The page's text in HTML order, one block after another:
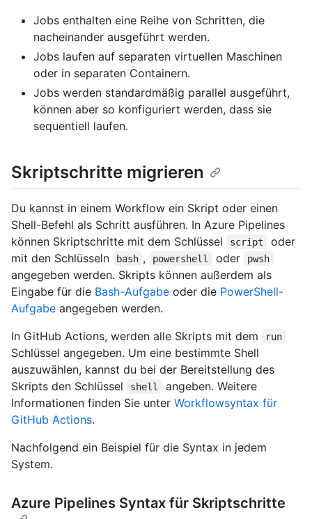
Jobs enthalten eine Reihe von Schritten, die
nacheinander ausgeführt werden.
Jobs laufen auf separaten virtuellen Maschinen
oder in separaten Containern.
Jobs werden standardmäßig parallel ausgeführt,
können aber so konfiguriert werden, dass sie
sequentiell laufen.
Skriptschritte migrieren
Du kannst in einem Workflow ein Skript oder einen
Shell-Befehl als Schritt ausführen. In Azure Pipelines
können Skriptschritte mit dem Schlüssel
script
oder
mit den Schlüsseln
bash , powershell oder pwsh
angegeben werden. Skripts können außerdem als
Eingabe für die Bash-Aufgabe oder die PowerShell-
Aufgabe angegeben werden.
In GitHub Actions, werden alle Skripts mit dem
run
Schlüssel angegeben. Um eine bestimmte Shell
auszuwählen, kannst du bei der Bereitstellung des
Skripts den Schlüssel
shell
angeben. Weitere
Informationen finden Sie unter Workflowsyntax für
GitHub Actions.
Nachfolgend ein Beispiel für die Syntax in jedem
System.
Azure Pipelines Syntax für Skriptschritte